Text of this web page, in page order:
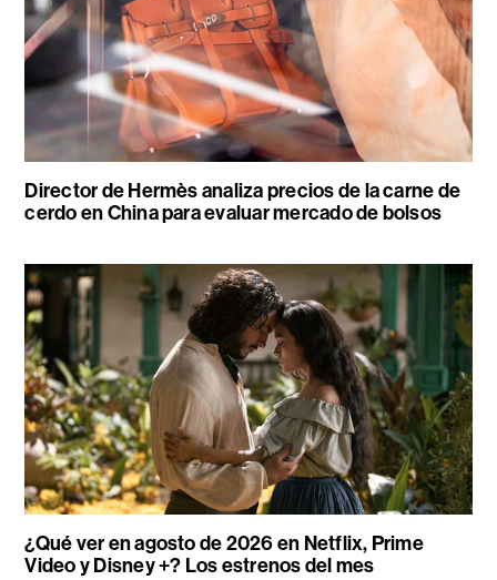
Director de Hermès analiza precios de la carne de
cerdo en China para evaluar mercado de bolsos
¿Qué ver en agosto de 2026 en Netflix, Prime
Video y Disney +? Los estrenos del mes